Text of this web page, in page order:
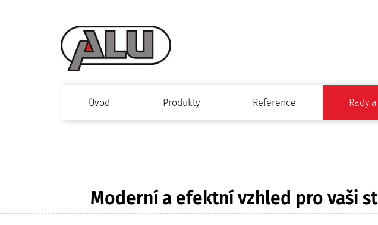
Úvod Produkty Reference Rady
Moderní a efektní vzhled pro vaši